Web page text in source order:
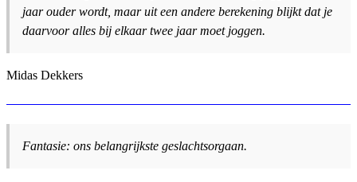
jaar ouder wordt, maar uit een andere berekening blijkt dat je
daarvoor alles bij elkaar twee jaar moet joggen.
Midas Dekkers
Fantasie: ons belangrijkste geslachtsorgaan.